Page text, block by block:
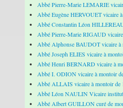
Abbé Pierre-Marie LEMARIE
Abbé Eugène HERVOUET vicaire
Abbé Constantin Léon
Abbé Pierre-Marie RIGAUD
Abbé Alphonse BAUDOT vicaire à
Abbé Joseph ELIES vicaire à
Abbé Henri BERNARD vicaire à
Abbé I. ODION vicaire à montoir
Abbé ALLAIS vicaire à montoir de
Abbé Léon NAULIN Vicaire
Abbé Albert GUILLON curé de